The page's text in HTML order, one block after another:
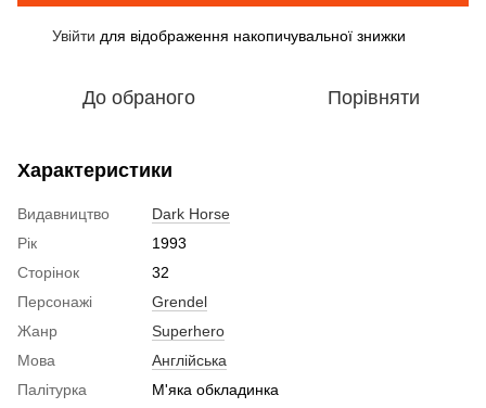
Увійти для відображення накопичувальної знижки
До обраного Порівняти
Характеристики
Видавництво
Dark Horse
Рік
1993
Сторінок
32
Персонажі
Grendel
Жанр
Superhero
Мова
Англійська
Палітурка
М'яка обкладинка